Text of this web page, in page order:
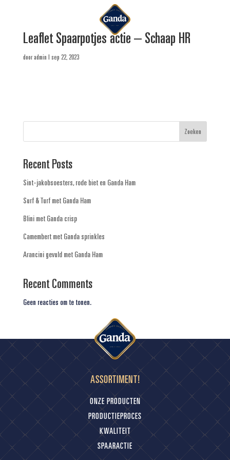
Leaflet Spaarpotjes actie – Schaap HR
dooradmin | sep 22, 2023
Zoeken
Recent Posts
Sint-jakobsoesters, rode biet en Ganda Ham
Surf & Turf met Ganda Ham
Blini met Ganda crisp
Camembert met Ganda sprinkles
Arancini gevuld met Ganda Ham
Recent Comments
Geen reacties om te tonen.
ASSORTIMENT!
ONZE PRODUCTEN
PRODUCTIEPROCES
KWALITEIT
SPAARACTIE